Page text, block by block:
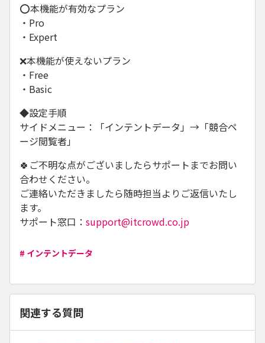
⭕本機能が有効なプラン
​・Pro
・Expert
❌本機能が使えないプラン
・Free
・Basic
◆設定手順
サイドメニュー：「インテントデータ」→「競合ペ
ージ閲覧者」
🍀ご不明な点がございましたらサポートまでお問い
合わせください。
ご連絡いただきましたら随時担当よりご返信いたし
ます。
サポート窓口： support@itcrowd.co.jp
# インテントデータ
関連する質問